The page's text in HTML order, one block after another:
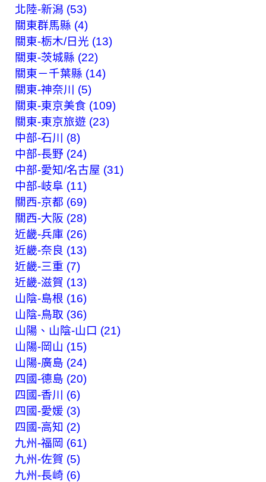
北陸-新潟 (53)
關東群馬縣 (4)
關東-栃木/日光 (13)
關東-茨城縣 (22)
關東－千葉縣 (14)
關東-神奈川 (5)
關東-東京美食 (109)
關東-東京旅遊 (23)
中部-石川 (8)
中部-長野 (24)
中部-愛知/名古屋 (31)
中部-岐阜 (11)
關西-京都 (69)
關西-大阪 (28)
近畿-兵庫 (26)
近畿-奈良 (13)
近畿-三重 (7)
近畿-滋賀 (13)
山陰-島根 (16)
山陰-鳥取 (36)
山陽、山陰-山口 (21)
山陽-岡山 (15)
山陽-廣島 (24)
四國-德島 (20)
四國-香川 (6)
四國-愛媛 (3)
四國-高知 (2)
九州-福岡 (61)
九州-佐賀 (5)
九州-長崎 (6)